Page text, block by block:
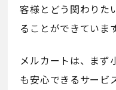
客様とどう関わりた
ることができています
メルカートは、まず
も安心できるサービ